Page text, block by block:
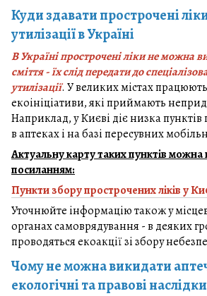
Куди здавати прострочені
утилізації в Україні
В Україні прострочені ліки не можна
сміття - їх слід передати до
утилізації. У великих містах
екоініціативи, які приймають
Наприклад, у Києві діє низка
в аптеках і на базі пересувних
Актуальну карту таких пунктів можна
посиланням:
Пункти збору прострочених ліків у
Уточнюйте інформацію також у
органах самоврядування - в деяких
проводяться екоакції зі збору
Чому не можна викидати
екологічні та правові наслідки